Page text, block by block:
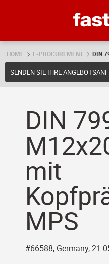
HOME E-PROCUREMENT DIN
SENDEN SIE IHRE
DIN
mit
MPS
#66588, Germany,